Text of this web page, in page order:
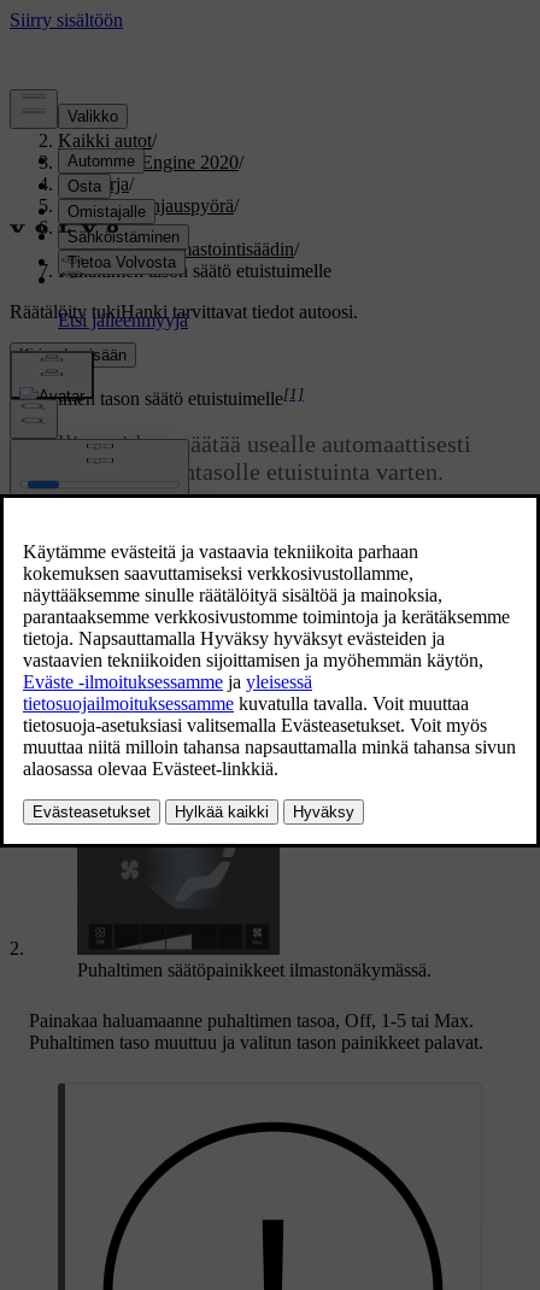
Tuki/
Kaikki autot/
V60 Twin Engine 2020/
Ohjekirja/
Istuimet ja ohjauspyörä/
Etuistuin/
Etuistuimen ilmastointisäädin/
Puhaltimen tason säätö etuistuimelle
Räätälöity tukiHanki tarvittavat tiedot autoosi.
Kirjaudu sisään
Puhaltimen tason säätö etuistuimelle[1]
Puhallin voidaan säätää usealle automaattisesti
säädetylle puhallintasolle etuistuinta varten.
Avatkaa keskinäytön ilmastointinäkymä painamalla
ilmastointirivin keskellä olevaa symbolia.
Puhaltimen säätöpainikkeet ilmastonäkymässä.
Painakaa haluamaanne puhaltimen tasoa, Off, 1-5 tai Max.
Puhaltimen taso muuttuu ja valitun tason painikkeet palavat.